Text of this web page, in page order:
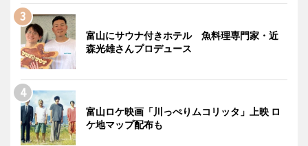
富山にサウナ付きホテル 魚料理専門家・近
森光雄さんプロデュース
富山ロケ映画「川っぺりムコリッタ」上映 ロ
ケ地マップ配布も